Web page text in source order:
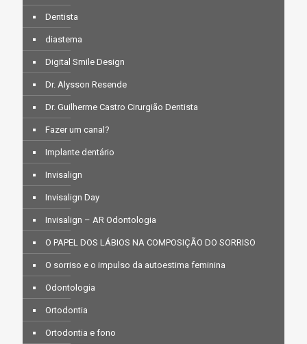
Dentista
diastema
Digital Smile Design
Dr. Alysson Resende
Dr. Guilherme Castro Cirurgião Dentista
Fazer um canal?
Implante dentário
Invisalign
Invisalign Day
Invisalign – AR Odontologia
O PAPEL DOS LÁBIOS NA COMPOSIÇÃO DO SORRISO
O sorriso e o impulso da autoestima feminina
Odontologia
Ortodontia
Ortodontia e fono